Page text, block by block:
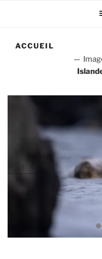
ACCUEIL
—